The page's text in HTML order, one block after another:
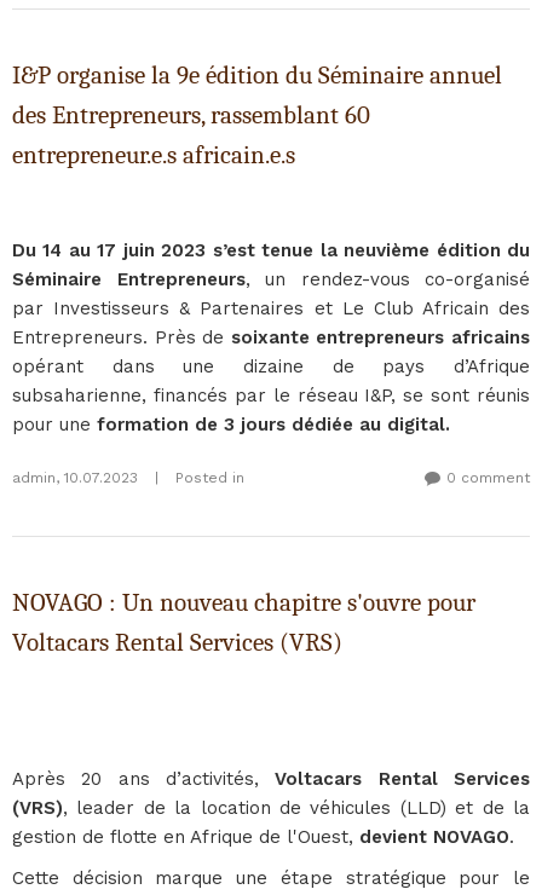
I&P organise la 9e édition du Séminaire annuel
des Entrepreneurs, rassemblant 60
entrepreneur.e.s africain.e.s
Du 14 au 17 juin 2023 s’est tenue la neuvième édition du
Séminaire Entrepreneurs, un rendez-vous co-organisé
par Investisseurs & Partenaires et Le Club Africain des
Entrepreneurs. Près de soixante entrepreneurs africains
opérant dans une dizaine de pays d’Afrique
subsaharienne, financés par le réseau I&P, se sont réunis
pour une formation de 3 jours dédiée au digital.
admin, 10.07.2023 Posted in 0 comment
NOVAGO : Un nouveau chapitre s'ouvre pour
Voltacars Rental Services (VRS)
Après 20 ans d’activités,Voltacars Rental Services
(VRS), leader de la location de véhicules (LLD) et de la
gestion de flotte en Afrique de l'Ouest, devient NOVAGO.
Cette décision marque une étape stratégique pour le